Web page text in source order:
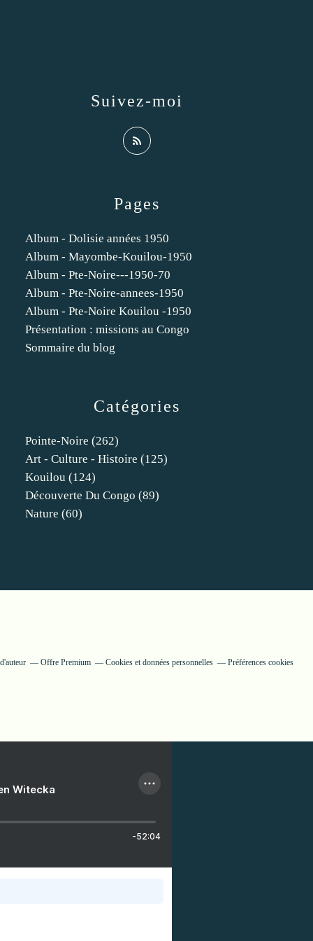
Catégories
Pointe-Noire (262)
Art - Culture - Histoire (125)
Kouilou (124)
Découverte Du Congo (89)
Nature (60)
Pages
Album - Dolisie années 1950
Album - Mayombe-Kouilou-1950
Album - Pte-Noire---1950-70
Album - Pte-Noire-annees-1950
Album - Pte-Noire Kouilou -1950
Présentation : missions au Congo
Sommaire du blog
Suivez-moi
Offre Premium Cookies et données personnelles Préférences cookies
Witecka
-52:04